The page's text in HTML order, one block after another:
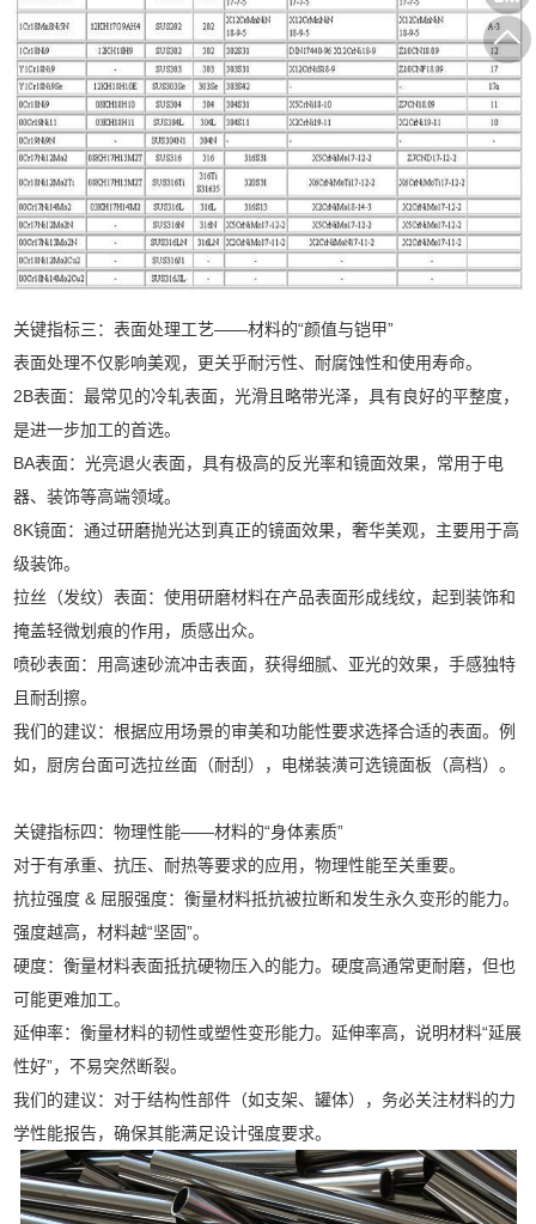
关键指标三：表面处理工艺——材料的“颜值与铠甲”
表面处理不仅影响美观，更关乎耐污性、耐腐蚀性和使用寿命。
2B表面：最常见的冷轧表面，光滑且略带光泽，具有良好的平整度，
是进一步加工的首选。
BA表面：光亮退火表面，具有极高的反光率和镜面效果，常用于电
器、装饰等高端领域。
8K镜面：通过研磨抛光达到真正的镜面效果，奢华美观，主要用于高
级装饰。
拉丝（发纹）表面：使用研磨材料在产品表面形成线纹，起到装饰和
掩盖轻微划痕的作用，质感出众。
喷砂表面：用高速砂流冲击表面，获得细腻、亚光的效果，手感独特
且耐刮擦。
我们的建议：根据应用场景的审美和功能性要求选择合适的表面。例
如，厨房台面可选拉丝面（耐刮），电梯装潢可选镜面板（高档）。
关键指标四：物理性能——材料的“身体素质”
对于有承重、抗压、耐热等要求的应用，物理性能至关重要。
抗拉强度 & 屈服强度：衡量材料抵抗被拉断和发生永久变形的能力。
强度越高，材料越“坚固”。
硬度：衡量材料表面抵抗硬物压入的能力。硬度高通常更耐磨，但也
可能更难加工。
延伸率：衡量材料的韧性或塑性变形能力。延伸率高，说明材料“延展
性好”，不易突然断裂。
我们的建议：对于结构性部件（如支架、罐体），务必关注材料的力
学性能报告，确保其能满足设计强度要求。